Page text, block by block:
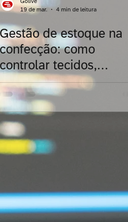
19 de mar.
4 min de leitura
Gestão de estoque na
confecção: como
controlar tecidos,
aviamentos e coleções
com ERP